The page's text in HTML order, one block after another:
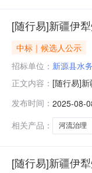
[随行易]新疆伊
中标｜候选人公示
招标单位： 新源县水
正文内容： [随行易]
第五标段
河流治理
发布时间： 2025-08-
相关产品：
河流治理
[随行易]新疆伊